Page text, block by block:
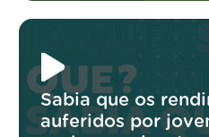
Sabia que os
auferidos por